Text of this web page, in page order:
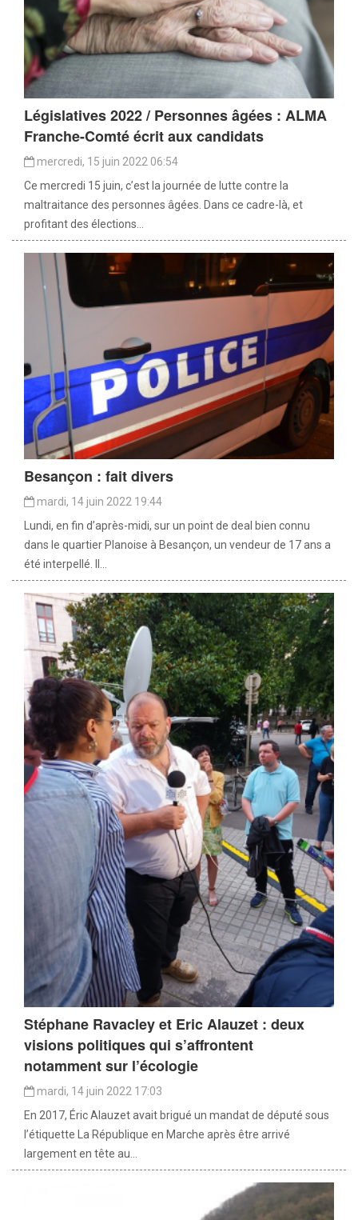
Législatives 2022 / Personnes âgées : ALMA
Franche-Comté écrit aux candidats
mercredi, 15 juin 2022 06:54
Ce mercredi 15 juin, c’est la journée de lutte contre la
maltraitance des personnes âgées. Dans ce cadre-là, et
profitant des élections...
Besançon : fait divers
mardi, 14 juin 2022 19:44
Lundi, en fin d’après-midi, sur un point de deal bien connu
dans le quartier Planoise à Besançon, un vendeur de 17 ans a
été interpellé. Il...
Stéphane Ravacley et Eric Alauzet : deux
visions politiques qui s’affrontent
notamment sur l’écologie
mardi, 14 juin 2022 17:03
En 2017, Éric Alauzet avait brigué un mandat de député sous
l’étiquette La République en Marche après être arrivé
largement en tête au...